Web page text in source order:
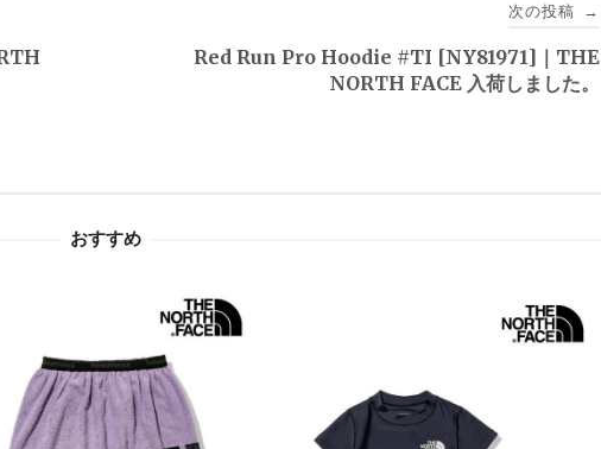
次の投稿 →
Red Run Pro Hoodie #TI [NY81971]｜THE
NORTH FACE 入荷しました。
おすすめ